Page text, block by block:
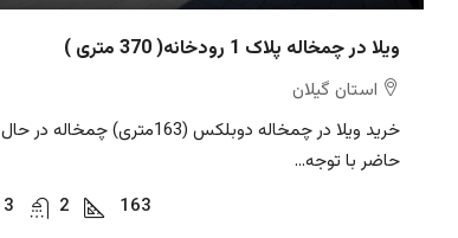
ویلا در چمخاله پلاک 1 رودخانه( 370 متری )
استان گیلان
خرید ویلا در چمخاله دوبلکس (163متری) چمخاله در حال
حاضر با توجه...
3
2 163